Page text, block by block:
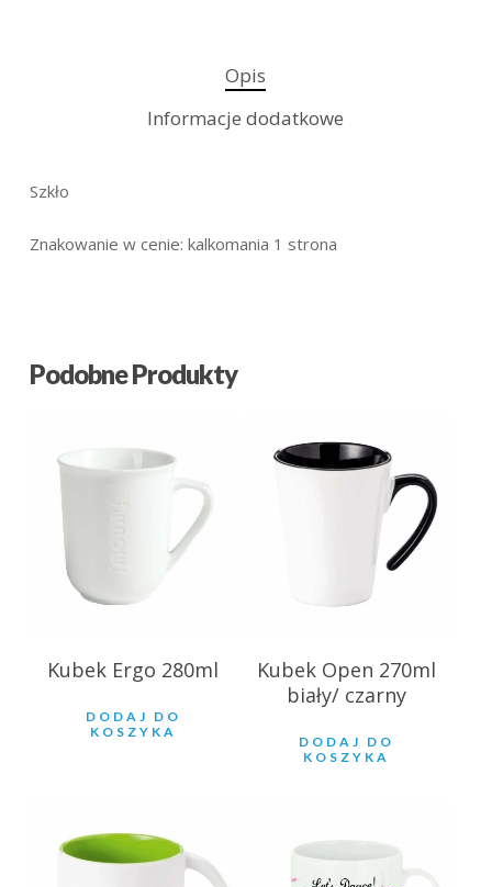
Opis
Informacje dodatkowe
Szkło
Znakowanie w cenie: kalkomania 1 strona
Podobne Produkty
18.79zł
Kubek Ergo 280ml
DODAJ DO
KOSZYKA
18.28zł
Kubek Open 270ml
biały/ czarny
DODAJ DO
KOSZYKA
21.90zł 20.48zł